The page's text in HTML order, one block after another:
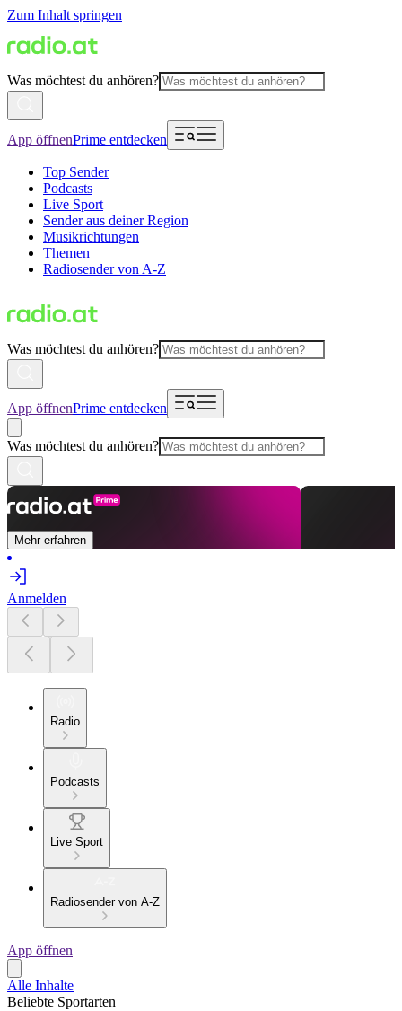
Zum Inhalt springen
Was möchtest du anhören?
App öffnenPrime entdecken
Top Sender
Podcasts
Live Sport
Sender aus deiner Region
Musikrichtungen
Themen
Radiosender von A-Z
Was möchtest du anhören?
App öffnenPrime entdecken
Was möchtest du anhören?
Mehr erfahren
Anmelden
Radio
Podcasts
Live Sport
Radiosender von A-Z
App öffnen
Alle Inhalte
Beliebte Sportarten